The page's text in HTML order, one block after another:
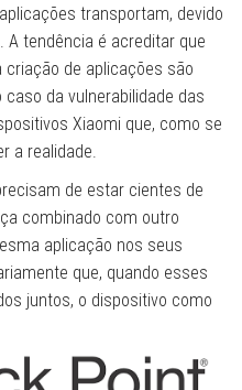
transportam, devido
tendência é acreditar que
de aplicações são
da vulnerabilidade das
Xiaomi que, como se
a realidade.
de estar cientes de
combinado com outro
aplicação nos seus
que, quando esses
juntos, o dispositivo como